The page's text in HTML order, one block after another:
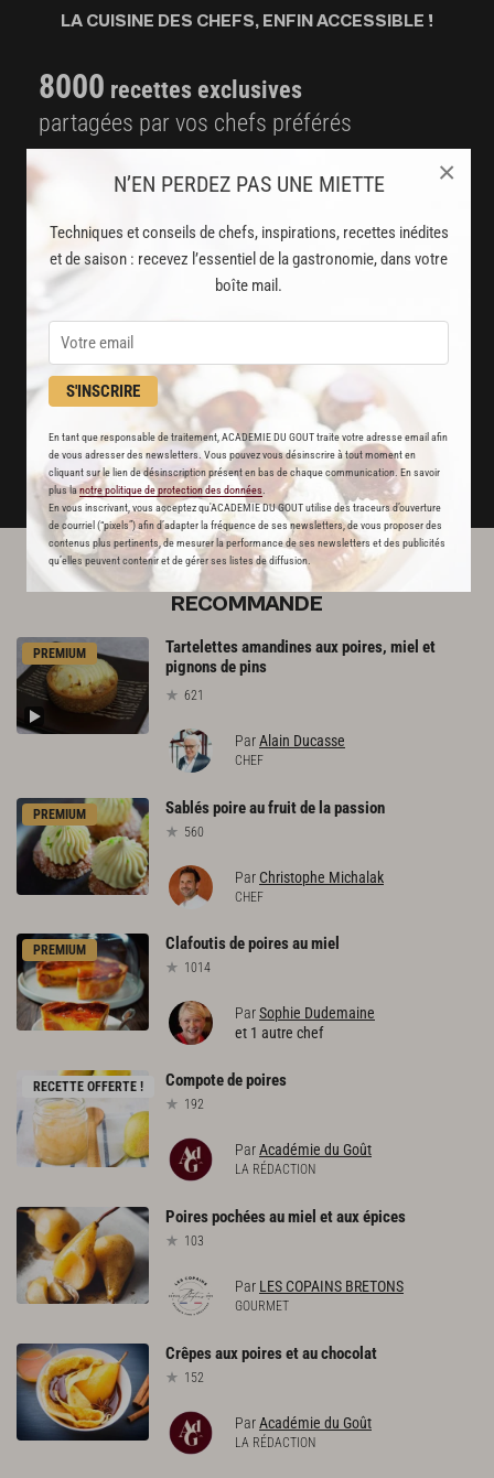
N’EN PERDEZ PAS UNE MIETTE
Techniques et conseils de chefs, inspirations, recettes inédites
et de saison : recevez l’essentiel de la gastronomie, dans votre
boîte mail.
S'INSCRIRE
En tant que responsable de traitement, ACADEMIE DU GOUT traite votre adresse email afin
de vous adresser des newsletters. Vous pouvez vous désinscrire à tout moment en
cliquant sur le lien de désinscription présent en bas de chaque communication. En savoir
plus lanotre politique de protection des données
En vous inscrivant, vous acceptez qu'ACADEMIE DU GOUT utilise des traceurs d’ouverture
de courriel (“pixels”) afin d’adapter la fréquence de ses newsletters, de vous proposer des
contenus plus pertinents, de mesurer la performance de ses newsletters et des publicités
qu’elles peuvent contenir et de gérer ses listes de diffusion.
×
LA CUISINE DES CHEFS, ENFIN ACCESSIBLE !
8000 recettes exclusives
partagées par vos chefs préférés
2000
vidéos de recettes
Des nouveautés
disponibles chaque semaine
Stop pub
un service garanti sans publicité
JE M'ABONNE
DÉJÀ ABONNÉ(E) ? JE ME CONNECTE
L'ACADÉMIE DU GOÛT VOUS
RECOMMANDE
PREMIUM
Tartelettes amandines aux poires, miel et
pignons de pins
621
ParAlain Ducasse
CHEF
PREMIUM Sabléspoireaufruitde lapassion
560
Par Christophe Michalak
CHEF
PREMIUM Clafoutisdepoiresaumiel
1014
ParSophie Dudemaine
et 1 autre chef
RECETTE OFFERTE ! Compotedepoires
192
ParAcadémie du Goût
LA RÉDACTION
Poirespochéesaumiel etauxépices
103
Par LES COPAINS BRETONS
GOURMET
Crêpesauxpoiresetauchocolat
152
ParAcadémie du Goût
LA RÉDACTION